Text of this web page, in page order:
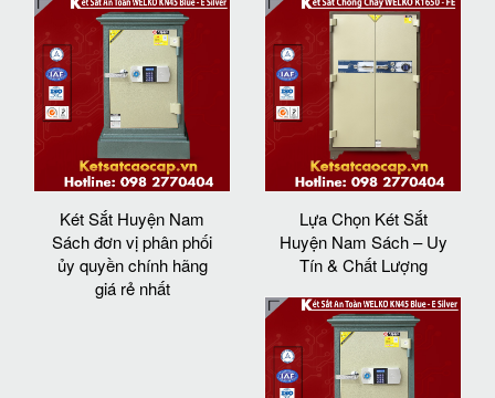
Két Sắt Huyện Nam
Sách đơn vị phân phối
ủy quyền chính hãng
giá rẻ nhất
Lựa Chọn Két Sắt
Huyện Nam Sách – Uy
Tín & Chất Lượng